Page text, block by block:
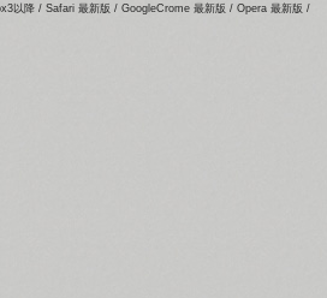
以降 / Safari 最新版 / GoogleCrome 最新版 / Opera 最新版 /